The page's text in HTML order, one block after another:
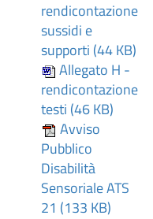
rendicontazione
sussidi e
supporti (44 KB)
Allegato H -
rendicontazione
testi (46 KB)
Avviso
Pubblico
Disabilità
Sensoriale ATS
21 (133 KB)